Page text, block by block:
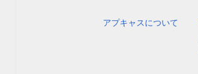
アプキャスについて